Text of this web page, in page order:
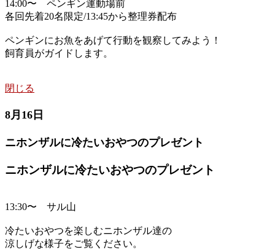
14:00〜 ペンギン運動場前
各回先着20名限定/13:45から整理券配布
ペンギンにお魚をあげて行動を観察してみよう！
飼育員がガイドします。
閉じる
8月16日
ニホンザルに冷たいおやつのプレゼント
ニホンザルに冷たいおやつのプレゼント
13:30〜 サル山
冷たいおやつを楽しむニホンザル達の
涼しげな様子をご覧ください。